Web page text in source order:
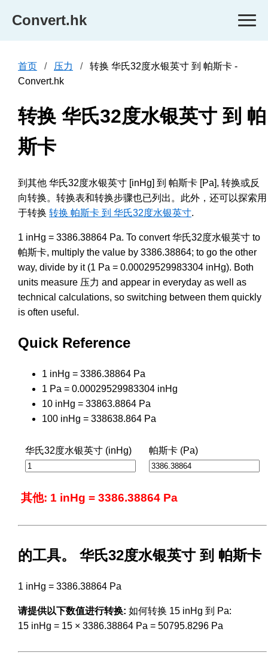
Convert.hk
首页 压力
转换 华氏32度水银英寸 到 帕斯卡 -
Convert.hk
转换 华氏32度水银英寸 到 帕
斯卡
到其他 华氏32度水银英寸 [inHg] 到 帕斯卡 [Pa], 转换或反
向转换。转换表和转换步骤也已列出。此外，还可以探索用
于转换 转换 帕斯卡 到 华氏32度水银英寸.
1 inHg = 3386.38864 Pa. To convert 华氏32度水银英寸 to
帕斯卡, multiply the value by 3386.38864; to go the other
way, divide by it (1 Pa = 0.00029529983304 inHg). Both
units measure 压力 and appear in everyday as well as
technical calculations, so switching between them quickly
is often useful.
Quick Reference
1 inHg = 3386.38864 Pa
1 Pa = 0.00029529983304 inHg
10 inHg = 33863.8864 Pa
100 inHg = 338638.864 Pa
华氏32度水银英寸 (inHg) 帕斯卡 (Pa)
其他: 1 inHg = 3386.38864 Pa
的工具。 华氏32度水银英寸 到 帕斯卡
1 inHg = 3386.38864 Pa
请提供以下数值进行转换: 如何转换 15 inHg 到 Pa:
15 inHg = 15 × 3386.38864 Pa = 50795.8296 Pa